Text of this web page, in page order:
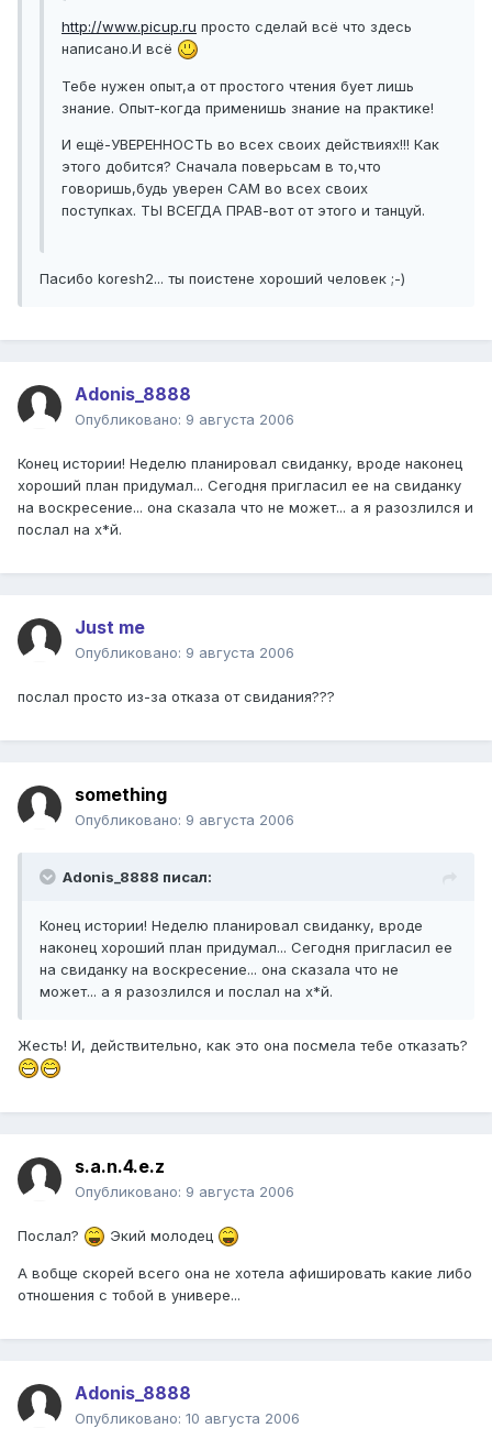
http://www.picup.ru просто сделай всё что здесь
написано.И всё
Тебе нужен опыт,а от простого чтения бует лишь
знание. Опыт-когда применишь знание на практике!
И ещё-УВЕРЕННОСТЬ во всех своих действиях!!! Как
этого добится? Сначала поверьсам в то,что
говоришь,будь уверен САМ во всех своих
поступках. ТЫ ВСЕГДА ПРАВ-вот от этого и танцуй.
Пасибо koresh2... ты поистене хороший человек ;-)
Adonis_8888
Опубликовано: 9 августа 2006
Конец истории! Неделю планировал свиданку, вроде наконец
хороший план придумал... Сегодня пригласил ее на свиданку
на воскресение... она сказала что не может... а я разозлился и
послал на х*й.
Just me
Опубликовано: 9 августа 2006
послал просто из-за отказа от свидания???
something
Опубликовано: 9 августа 2006
Adonis_8888 писал:
Конец истории! Неделю планировал свиданку, вроде
наконец хороший план придумал... Сегодня пригласил ее
на свиданку на воскресение... она сказала что не
может... а я разозлился и послал на х*й.
Жесть! И, действительно, как это она посмела тебе отказать?
s.a.n.4.e.z
Опубликовано: 9 августа 2006
Послал? Экий молодец
А вобще скорей всего она не хотела афишировать какие либо
отношения с тобой в универе...
Adonis_8888
Опубликовано: 10 августа 2006